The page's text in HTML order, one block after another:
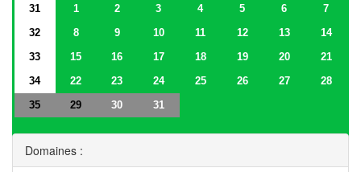
31
1 2 3 4 5 6
7
32
8 9 10 11 12 13
14
33
15 16 17 18 19 20
21
34
22 23 24 25 26 27
28
35
29 30 31
Domaines :